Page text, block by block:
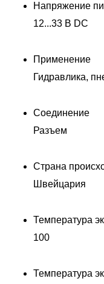
Напряжение
12...33 В DC
Применение
Гидравлика,
Соединение
Разъем
Страна
Швейцария
Температура
100
Температура